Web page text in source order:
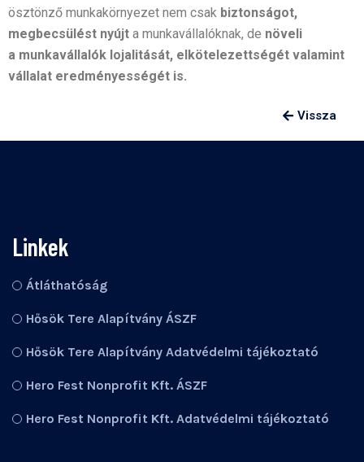
ösztönző munkakörnyezet nem csak biztonságot,
megbecsülést nyújt a munkavállalóknak, de növeli
a munkavállalók lojalitását, elkötelezettségét valamint
vállalat eredményességét is.
Vissza
Linkek
Átláthatóság
Hősök Tere Alapítvány ÁSZF
Hősök Tere Alapítvány Adatvédelmi tájékoztató
Hero Fest Nonprofit Kft. ÁSZF
Hero Fest Nonprofit Kft. Adatvédelmi tájékoztató